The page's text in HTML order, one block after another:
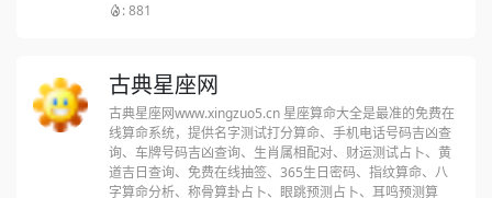
: 881
古典星座网
古典星座网www.xingzuo5.cn 星座算命大全是最准的免费在
线算命系统，提供名字测试打分算命、手机电话号码吉凶查
询、车牌号码吉凶查询、生肖属相配对、财运测试占卜、黄
道吉日查询、免费在线抽签、365生日密码、指纹算命、八
字算命分析、称骨算卦占卜、眼跳预测占卜、耳鸣预测算